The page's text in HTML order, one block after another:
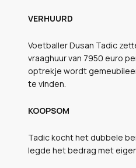
VERHUURD
Voetballer Dusan Tadic
vraaghuur van 7950 euro
optrekje wordt
te vinden.
KOOPSOM
Tadic kocht het dubbele
legde het bedrag met